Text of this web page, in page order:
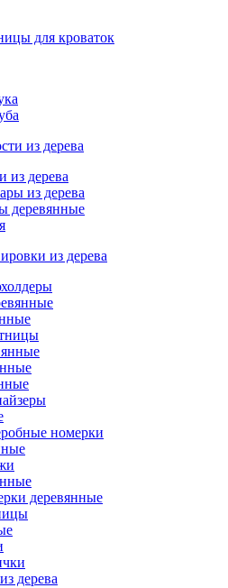
для кроваток
из дерева
из дерева
из дерева
деревянные
из дерева
номерки
деревянные
дерева